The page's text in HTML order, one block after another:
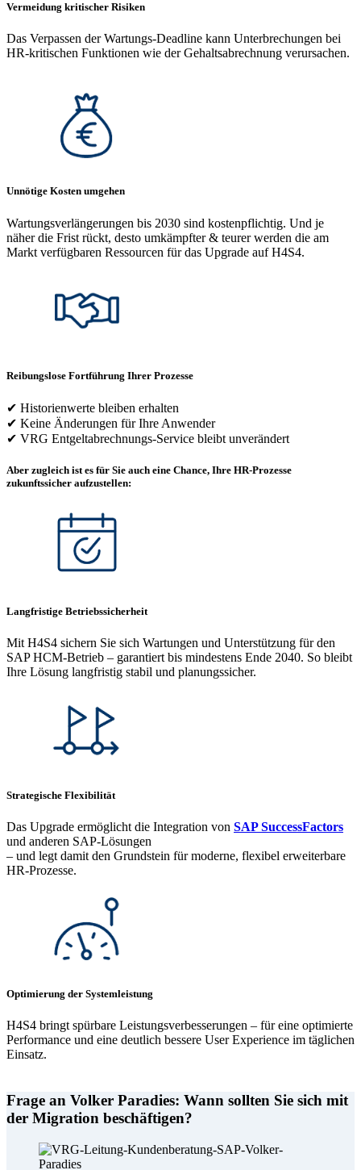
Vermeidung kritischer Risiken
Das Verpassen der Wartungs-Deadline kann Unterbrechungen bei
HR-kritischen Funktionen wie der Gehaltsabrechnung verursachen.
Unnötige Kosten umgehen
Wartungsverlängerungen bis 2030 sind kostenpflichtig. Und je
näher die Frist rückt, desto umkämpfter & teurer werden die am
Markt verfügbaren Ressourcen für das Upgrade auf H4S4.
Reibungslose Fortführung Ihrer Prozesse
✔ Historienwerte bleiben erhalten
✔ Keine Änderungen für Ihre Anwender
✔ VRG Entgeltabrechnungs-Service bleibt unverändert
Aber zugleich ist es für Sie auch eine Chance, Ihre HR-Prozesse
zukunftssicher aufzustellen:
Langfristige Betriebssicherheit
Mit H4S4 sichern Sie sich Wartungen und Unterstützung für den
SAP HCM-Betrieb – garantiert bis mindestens Ende 2040. So bleibt
Ihre Lösung langfristig stabil und planungssicher.
Strategische Flexibilität
Das Upgrade ermöglicht die Integration von SAP SuccessFactors
und anderen SAP-Lösungen
– und legt damit den Grundstein für moderne, flexibel erweiterbare
HR-Prozesse.
Optimierung der Systemleistung
H4S4 bringt spürbare Leistungsverbesserungen – für eine optimierte
Performance und eine deutlich bessere User Experience im täglichen
Einsatz.
Frage an Volker Paradies: Wann sollten Sie sich mit
der Migration beschäftigen?